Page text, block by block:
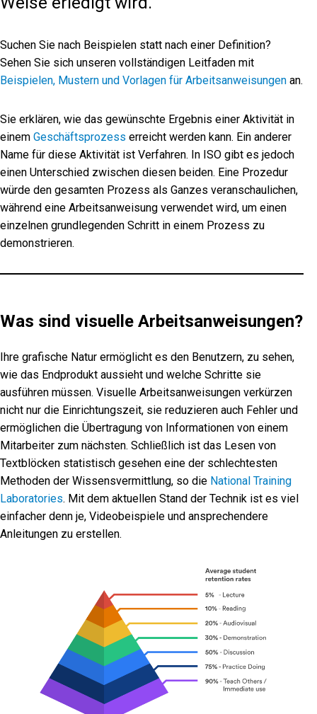
Suchen Sie nach Beispielen statt nach einer Definition?
Sehen Sie sich unseren vollständigen Leitfaden mit
Beispielen, Mustern und Vorlagen für Arbeitsanweisungen an.
Sie erklären, wie das gewünschte Ergebnis einer Aktivität in
einem Geschäftsprozess erreicht werden kann. Ein anderer
Name für diese Aktivität ist Verfahren. In ISO gibt es jedoch
einen Unterschied zwischen diesen beiden. Eine Prozedur
würde den gesamten Prozess als Ganzes veranschaulichen,
während eine Arbeitsanweisung verwendet wird, um einen
einzelnen grundlegenden Schritt in einem Prozess zu
demonstrieren.
Was sind visuelle Arbeitsanweisungen?
Ihre grafische Natur ermöglicht es den Benutzern, zu sehen,
wie das Endprodukt aussieht und welche Schritte sie
ausführen müssen. Visuelle Arbeitsanweisungen verkürzen
nicht nur die Einrichtungszeit, sie reduzieren auch Fehler und
ermöglichen die Übertragung von Informationen von einem
Mitarbeiter zum nächsten. Schließlich ist das Lesen von
Textblöcken statistisch gesehen eine der schlechtesten
Methoden der Wissensvermittlung, so die National Training
Laboratories. Mit dem aktuellen Stand der Technik ist es viel
einfacher denn je, Videobeispiele und ansprechendere
Anleitungen zu erstellen.